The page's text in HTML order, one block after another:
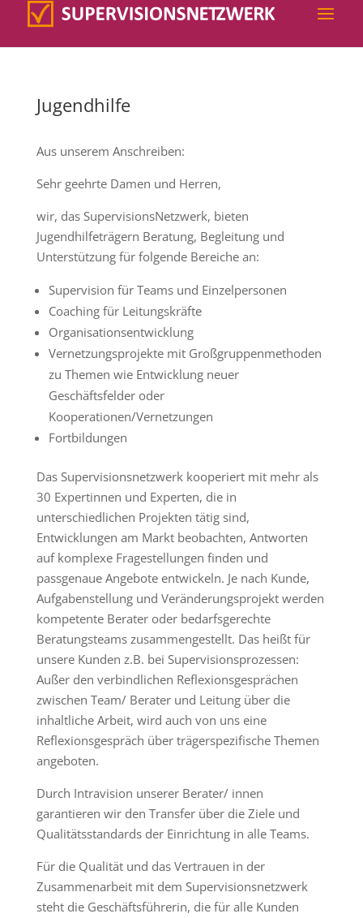
Jugendhilfe
Aus unserem Anschreiben:
Sehr geehrte Damen und Herren,
wir, das SupervisionsNetzwerk, bieten
Jugendhilfeträgern Beratung, Begleitung und
Unterstützung für folgende Bereiche an:
Supervision für Teams und Einzelpersonen
Coaching für Leitungskräfte
Organisationsentwicklung
Vernetzungsprojekte mit Großgruppenmethoden
zu Themen wie Entwicklung neuer
Geschäftsfelder oder
Kooperationen/Vernetzungen
Fortbildungen
Das Supervisionsnetzwerk kooperiert mit mehr als
30 Expertinnen und Experten, die in
unterschiedlichen Projekten tätig sind,
Entwicklungen am Markt beobachten, Antworten
auf komplexe Fragestellungen finden und
passgenaue Angebote entwickeln. Je nach Kunde,
Aufgabenstellung und Veränderungsprojekt werden
kompetente Berater oder bedarfsgerechte
Beratungsteams zusammengestellt. Das heißt für
unsere Kunden z.B. bei Supervisionsprozessen:
Außer den verbindlichen Reflexionsgesprächen
zwischen Team/ Berater und Leitung über die
inhaltliche Arbeit, wird auch von uns eine
Reflexionsgespräch über trägerspezifische Themen
angeboten.
Durch Intravision unserer Berater/ innen
garantieren wir den Transfer über die Ziele und
Qualitätsstandards der Einrichtung in alle Teams.
Für die Qualität und das Vertrauen in der
Zusammenarbeit mit dem Supervisionsnetzwerk
steht die Geschäftsführerin, die für alle Kunden